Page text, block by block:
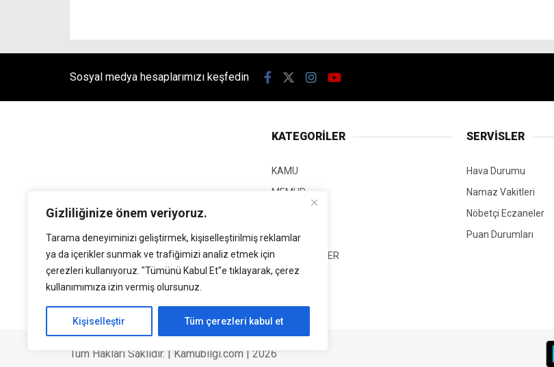
Gizliliğinize önem veriyoruz.
Tarama deneyiminizi geliştirmek, kişiselleştirilmiş reklamlar
ya da içerikler sunmak ve trafiğimizi analiz etmek için
çerezleri kullanıyoruz. "Tümünü Kabul Et"e tıklayarak, çerez
kullanımımıza izin vermiş olursunuz.
Kişiselleştir Tüm çerezleri kabul et
Sosyal medya hesaplarımızı keşfedin
KATEGORİLER
KAMU
MEMUR
EĞİTİM
GÜNCEL HABER
SİYASET
SERVİSLER
Hava Durumu
Namaz Vakitleri
Nöbetçi Eczaneler
Puan Durumları
Tüm Hakları Saklıdır. | Kamubilgi.com | 2026